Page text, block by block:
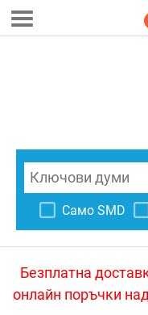
Само SMD
Безплатна
онлайн поръчки